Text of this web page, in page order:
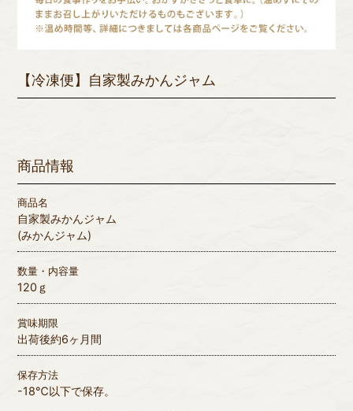
【冷凍便】自家製みかんジャム
商品情報
商品名
自家製みかんジャム
(みかんジャム)
数量・内容量
120ｇ
賞味期限
出荷後約6ヶ月間
保存方法
-18℃以下で保存。